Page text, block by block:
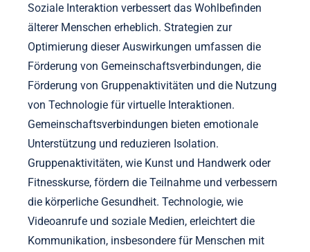
Soziale Interaktion verbessert das Wohlbefinden
älterer Menschen erheblich. Strategien zur
Optimierung dieser Auswirkungen umfassen die
Förderung von Gemeinschaftsverbindungen, die
Förderung von Gruppenaktivitäten und die Nutzung
von Technologie für virtuelle Interaktionen.
Gemeinschaftsverbindungen bieten emotionale
Unterstützung und reduzieren Isolation.
Gruppenaktivitäten, wie Kunst und Handwerk oder
Fitnesskurse, fördern die Teilnahme und verbessern
die körperliche Gesundheit. Technologie, wie
Videoanrufe und soziale Medien, erleichtert die
Kommunikation, insbesondere für Menschen mit